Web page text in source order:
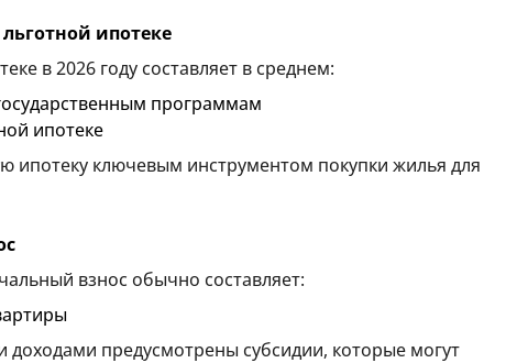
ипотеке
в 2026 году составляет в среднем:
программам
ипотеке
ипотеку ключевым инструментом покупки жилья для
взнос обычно составляет:
доходами предусмотрены субсидии, которые могут